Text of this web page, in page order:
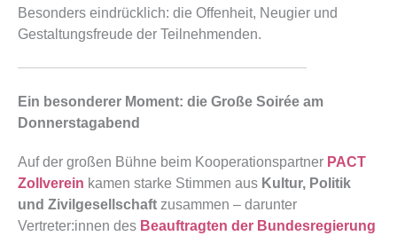
Beson­ders ein­drück­lich: die Offen­heit, Neu­gier und
Gestal­tungs­freu­de der Teil­neh­men­den.
Ein besonderer Moment: die Große Soirée am
Donnerstagabend
Auf der gro­ßen Büh­ne beim Koope­ra­ti­ons­part­ner PACT
Zoll­ver­ein kamen star­ke Stim­men aus Kul­tur, Poli­tik
und Zivil­ge­sell­schaft zusam­men – dar­un­ter
Vertreter:innen des Beauf­trag­ten der Bun­des­re­gie­rung